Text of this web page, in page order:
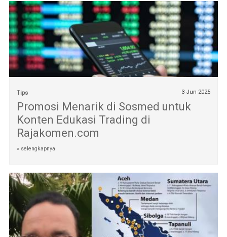
Tips 3 Jun 2025
Promosi Menarik di Sosmed untuk
Konten Edukasi Trading di
Rajakomen.com
» selengkapnya